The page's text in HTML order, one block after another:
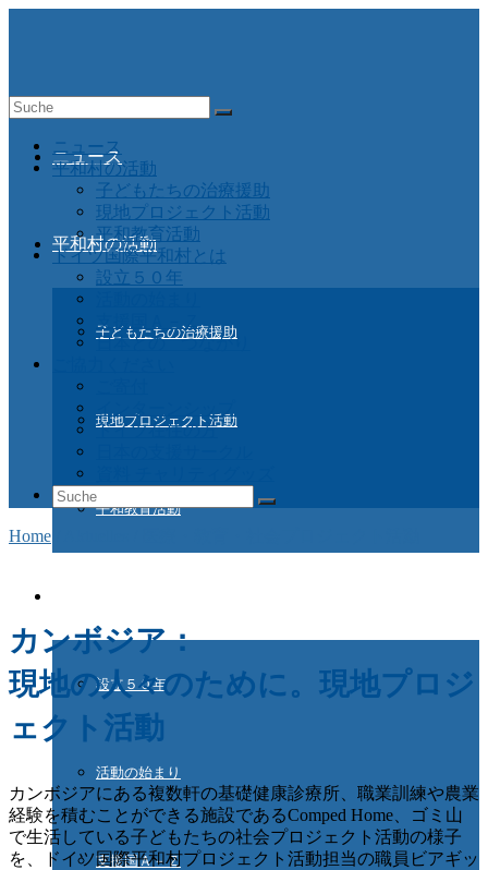
ニュース
平和村の活動
子どもたちの治療援助
現地プロジェクト活動
平和教育活動
設立５０年
活動の始まり
支援国Ａ－Ｚ
Suche
ニュース
平和村の活動
子どもたちの治療援助
現地プロジェクト活動
平和教育活動
ドイツ国際平和村とは
設立５０年
支援国Ａ－Ｚ
日本との つながり
インターンシップ
ドイツ在住の方
Suche
nach:
Home
カンボジア：
現地の人々のために。現地プロジ
ェクト活動
カンボジアにある複数軒の基礎健康診療所、職業訓練や農業
経験を積むことができる施設であるComped Home、ゴミ山
で生活している子どもたちの社会プロジェクト活動の様子
を、ドイツ国際平和村プロジェクト活動担当の職員ビアギッ